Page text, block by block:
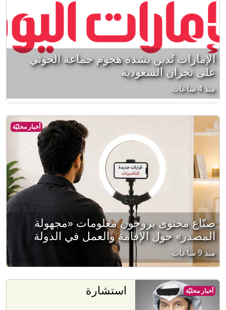
الإمارات تُدين بشدة هجوم جماعة الحوثي
على نجران السعودية
منذ 4 ساعات
أخبار محليّة
صنّاع محتوى يروجون معلومات «مجهولة
المصدر» حول الإقامة والعمل في الدولة
منذ 9 ساعات
استشارة أخبار محليّة